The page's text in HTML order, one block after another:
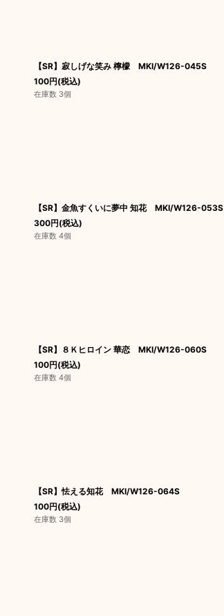
【SR】寂しげな笑み 檸檬 MKI/W126-045S
100円(税込)
在庫数 3個
【SR】金魚すくいに夢中 知花 MKI/W126-053S
300円(税込)
在庫数 4個
【SR】８Ｋヒロイン 華恋 MKI/W126-060S
100円(税込)
在庫数 4個
【SR】怯える知花 MKI/W126-064S
100円(税込)
在庫数 3個